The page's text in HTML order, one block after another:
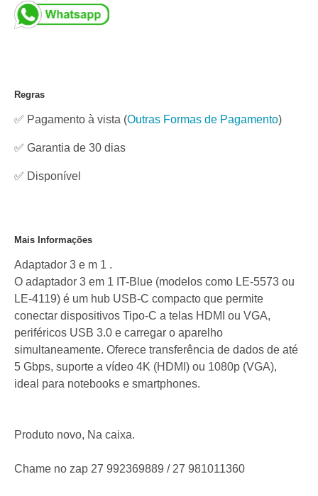
Regras
✅ Pagamento à vista (Outras Formas de Pagamento)
✅ Garantia de 30 dias
✅ Disponível
Mais Informações
Adaptador 3 e m 1 .
O adaptador 3 em 1 IT-Blue (modelos como LE-5573 ou
LE-4119) é um hub USB-C compacto que permite
conectar dispositivos Tipo-C a telas HDMI ou VGA,
periféricos USB 3.0 e carregar o aparelho
simultaneamente. Oferece transferência de dados de até
5 Gbps, suporte a vídeo 4K (HDMI) ou 1080p (VGA),
ideal para notebooks e smartphones.
Produto novo, Na caixa.
Chame no zap 27 992369889 / 27 981011360